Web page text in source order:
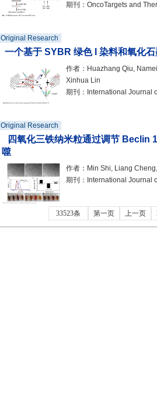
期刊：OncoTargets and
Original Research
一个基于 SYBR 绿色 I 染料和氧化
作者：Huazhang Qiu,
Xinhua Lin
期刊：International Journal
Original Research
四氧化三铁纳米粒通过调节 Beclin
噬
作者：Min Shi, Liang
期刊：International Journal
33523条 第一页 上一页